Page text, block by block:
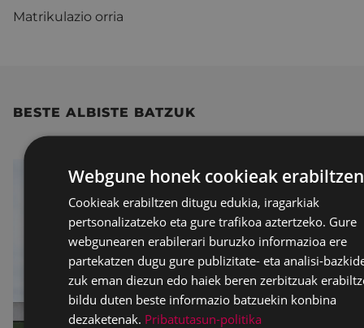
Matrikulazio orria
BESTE ALBISTE BATZUK
Webgune honek cookieak
Cookieak erabiltzen ditugu edukia, iragarkiak
pertsonalizatzeko eta gure trafikoa aztertzeko. Gure
webgunearen erabilerari buruzko informazioa ere
partekatzen dugu gure publizitate- eta analisi-
zuk eman diezun edo haiek beren zerbitzuak
bildu duten beste informazio batzuekin konbina
dezaketenak. Pribatutasun-politika